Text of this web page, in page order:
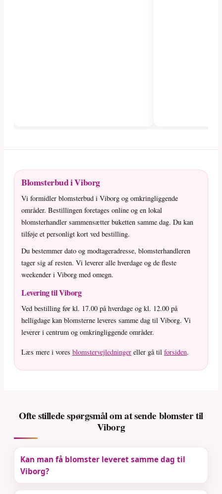
Blomsterbud i Viborg
Vi formidler blomsterbud i Viborg og omkringliggende
områder. Bestillingen foretages online og en lokal
blomsterhandler sammensætter buketten samme dag. Du kan
tilføje et personligt kort ved bestilling.
Du bestemmer dato og modtageradresse, blomsterhandleren
tager sig af resten. Vi leverer alle hverdage og de fleste
weekender i Viborg med omegn.
Levering til Viborg
Ved bestilling før kl. 17.00 på hverdage og kl. 12.00 på
helligdage kan blomsterne leveres samme dag til Viborg. Vi
leverer i centrum og omkringliggende områder.
Læs mere i vores blomstervejledninger eller gå til forsiden.
Ofte stillede spørgsmål om at sende blomster til
Viborg
Kan man få blomster leveret samme dag til
Viborg?